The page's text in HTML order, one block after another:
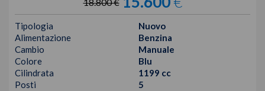
Tipologia
Nuovo
Alimentazione
Benzina
Cambio
Manuale
Colore
Blu
Cilindrata
1199 cc
Posti
5